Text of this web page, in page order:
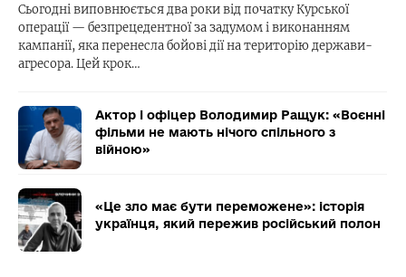
Сьогодні виповнюється два роки від початку Курської
операції — безпрецедентної за задумом і виконанням
кампанії, яка перенесла бойові дії на територію держави-
агресора. Цей крок…
Актор і офіцер Володимир Ращук: «Воєнні
фільми не мають нічого спільного з
війною»
«Це зло має бути переможене»: історія
українця, який пережив російський полон